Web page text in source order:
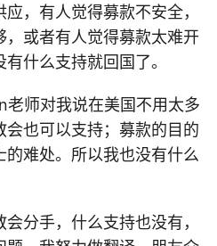
，有人觉得募款不安全，
或者有人觉得募款太难开
什么支持就回国了。
老师对我说在美国不用太多
也可以支持；募款的目的
难处。所以我也没有什么
分手，什么支持也没有，